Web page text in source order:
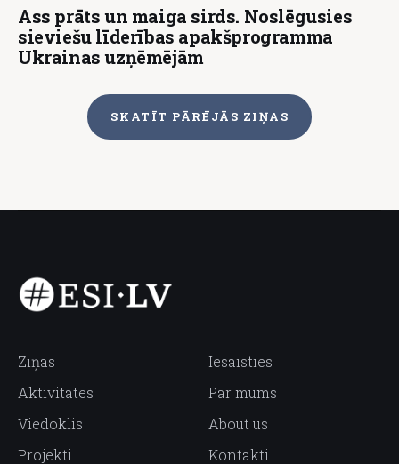
Ass prāts un maiga sirds. Noslēgusies
sieviešu līderības apakšprogramma
Ukrainas uzņēmējām
SKATĪT PĀRĒJĀS ZIŅAS
Ziņas
Aktivitātes
Viedoklis
Projekti
Iesaisties
Par mums
About us
Kontakti